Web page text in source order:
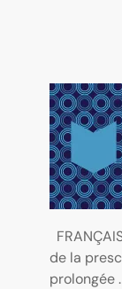
de la
prolongée